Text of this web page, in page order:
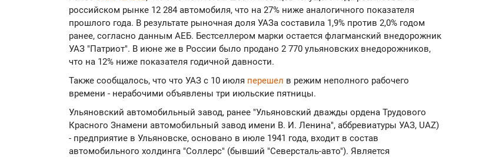
российском рынке 12 284 автомобиля, что на 27% ниже аналогичного показателя
прошлого года. В результате рыночная доля УАЗа составила 1,9% против 2,0% годом
ранее, согласно данным АЕБ. Бестселлером марки остается флагманский внедорожник
УАЗ "Патриот". В июне же в России было продано 2 770 ульяновских внедорожников,
что на 12% ниже показателя годичной давности.
Также сообщалось, что что УАЗ с 10 июля перешел в режим неполного рабочего
времени - нерабочими объявлены три июльские пятницы.
Ульяновский автомобильный завод, ранее "Ульяновский дважды ордена Трудового
Красного Знамени автомобильный завод имени В. И. Ленина", аббревиатуры УАЗ, UAZ)
- предприятие в Ульяновске, основано в июле 1941 года, входит в состав
автомобильного холдинга "Соллерс" (бывший "Северсталь-авто"). Является